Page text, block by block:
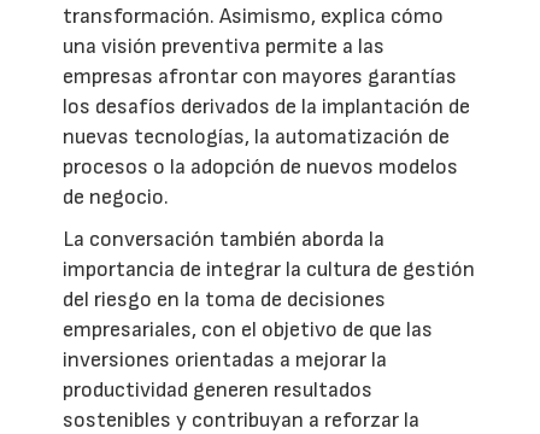
transformación. Asimismo, explica cómo
una visión preventiva permite a las
empresas afrontar con mayores garantías
los desafíos derivados de la implantación de
nuevas tecnologías, la automatización de
procesos o la adopción de nuevos modelos
de negocio.
La conversación también aborda la
importancia de integrar la cultura de gestión
del riesgo en la toma de decisiones
empresariales, con el objetivo de que las
inversiones orientadas a mejorar la
productividad generen resultados
sostenibles y contribuyan a reforzar la